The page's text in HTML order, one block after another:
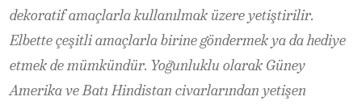
dekoratif amaçlarla kullanılmak üzere yetiştirilir.
Elbette çeşitli amaçlarla birine göndermek ya da hediye
etmek de mümkündür. Yoğunluklu olarak Güney
Amerika ve Batı Hindistan civarlarından yetişen